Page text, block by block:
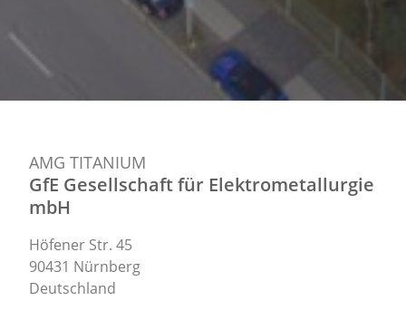
AMG TITANIUM
GfE Gesellschaft für Elektrometallurgie
mbH
Höfener Str. 45
90431 Nürnberg
Deutschland